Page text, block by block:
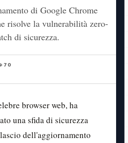
di Google Chrome
risolve la vulnerabilità zero-
di sicurezza.
70
browser web, ha
una sfida di sicurezza
dell'aggiornamento